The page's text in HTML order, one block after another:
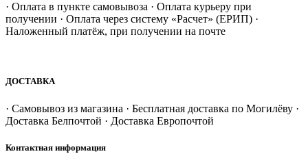
· Оплата в пункте самовывоза · Оплата курьеру при
получении · Оплата через систему «Расчет» (ЕРИП) ·
Наложенный платёж, при получении на почте
ДОСТАВКА
· Самовывоз из магазина · Бесплатная доставка по Могилёву ·
Доставка Белпочтой · Доставка Европочтой
Контактная информация